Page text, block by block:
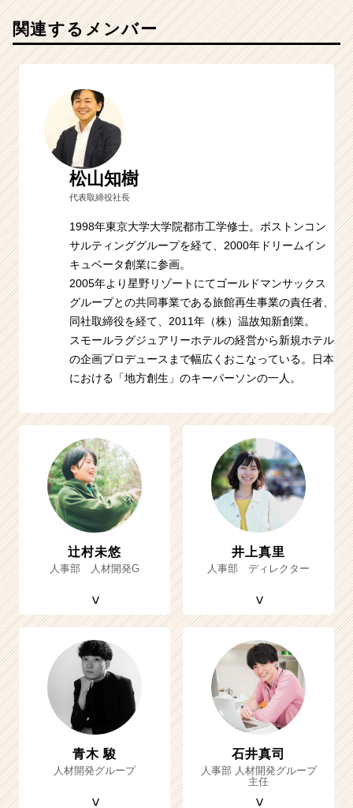
関連するメンバー
松山知樹
代表取締役社長
1998年東京大学大学院都市工学修士。ボストンコン
サルティンググループを経て、2000年ドリームイン
キュベータ創業に参画。
2005年より星野リゾートにてゴールドマンサックス
グループとの共同事業である旅館再生事業の責任者、
同社取締役を経て、2011年（株）温故知新創業。
スモールラグジュアリーホテルの経営から新規ホテル
の企画プロデュースまで幅広くおこなっている。日本
における「地方創生」のキーパーソンの一人。
辻村未悠
人事部 人材開発G
井上真里
人事部 ディレクター
青木 駿
人材開発グループ
石井真司
人事部 人材開発グループ
主任